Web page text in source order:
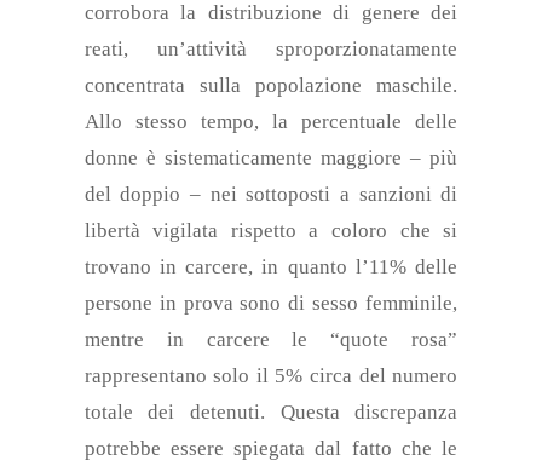
corrobora la distribuzione di genere dei
reati, un’attività sproporzionatamente
concentrata sulla popolazione maschile.
Allo stesso tempo, la percentuale delle
donne è sistematicamente maggiore – più
del doppio – nei sottoposti a sanzioni di
libertà vigilata rispetto a coloro che si
trovano in carcere, in quanto l’11% delle
persone in prova sono di sesso femminile,
mentre in carcere le “quote rosa”
rappresentano solo il 5% circa del numero
totale dei detenuti. Questa discrepanza
potrebbe essere spiegata dal fatto che le